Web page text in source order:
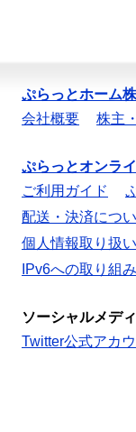
ぷらっとホーム
会社概要
株主
ぷらっとオンラ
ご利用ガイド
配送・決済につ
個人情報取り扱
IPv6への取り組み
ソーシャルメデ
Twitter公式アカ